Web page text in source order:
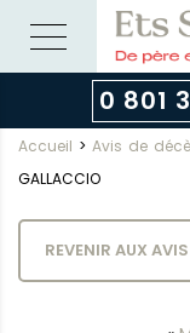
0 801
Accueil > Avis de
GALLACCIO
REVENIR AUX